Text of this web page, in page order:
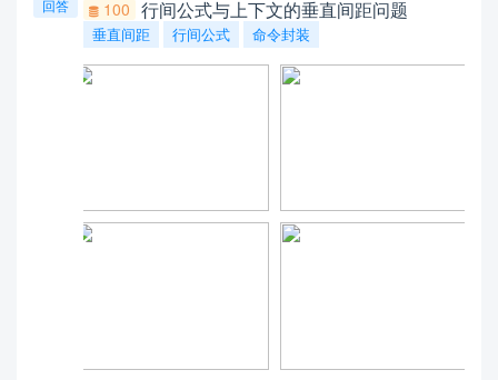
回答 100 行间公式与上下文的垂直间距问题
垂直间距 行间公式 命令封装